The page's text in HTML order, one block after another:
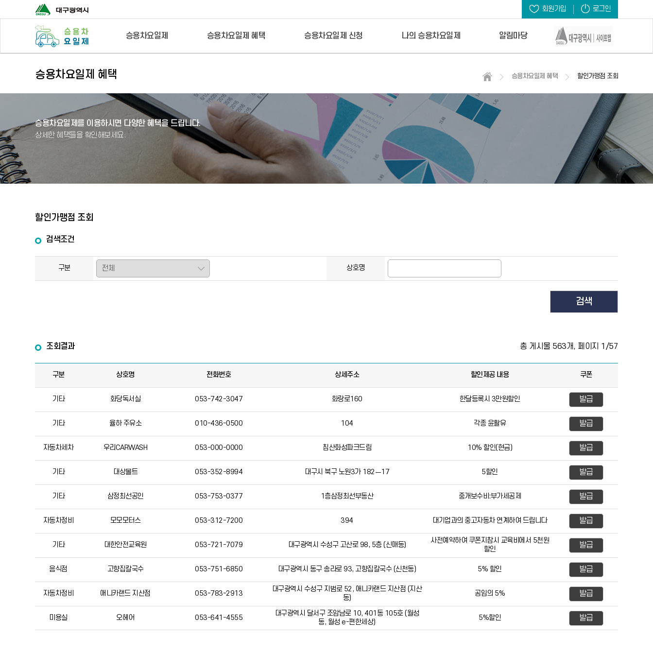
회원가입 로그인
승용차요일제 승용차요일제 혜택 승용차요일제 신청 나의 승용차요일제 알림마당
승용차요일제 혜택 승용차요일제 혜택 할인가맹점 조회
승용차요일제를 이용하시면 다양한 혜택을 드립니다.
상세한 혜택들을 확인해보세요.
할인가맹점 조회
검색조건
구분 상호명
검색
조회결과 총 게시물 563개, 페이지 1 /57
구분 상호명 전화번호 상세주소 할인제공 내용 쿠폰
기타 화당독서실 053-742-3047 화랑로160 한달등록시 3만원할인 발급
기타 율하 주유소 010-436-0500 104 각종 윤활유 발급
자동차세차 우리CARWASH 053-000-0000 침산화성파크드림 10% 할인(현금) 발급
기타 대상볼트 053-352-8994 대구시 북구 노원3가 182ㅡ17 5할인 발급
기타 삼정최선공인 053-753-0377 1층삼정최선부동산 중개보수비:부가세공제 발급
자동차정비 모모모터스 053-312-7200 394 대기업과의 중고자동차 연계하여 드립니다 발급
기타 대한안전교육원 053-721-7079 대구광역시 수성구 고산로 98, 5층 (신매동)
사전예약하여 쿠폰지참시 교육비에서 5천원
할인
발급
음식점 고향집칼국수 053-751-6850 대구광역시 동구 송라로 93, 고향집칼국수 (신천동) 5% 할인 발급
자동차정비 애니카랜드 지산점 053-783-2913
대구광역시 수성구 지범로 52, 애니카랜드 지산점 (지산
동)
공임의 5% 발급
미용실 오헤어 053-641-4555
대구광역시 달서구 조암남로 10, 401동 105호 (월성
동, 월성 e-편한세상)
5%할인 발급